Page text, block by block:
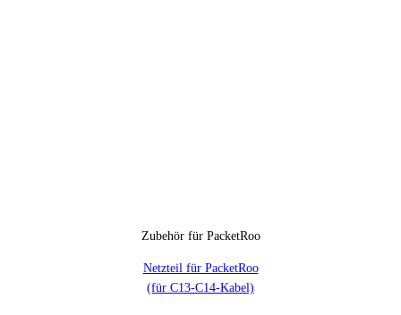
Zubehör für PacketRoo
Netzteil für PacketRoo
(für C13-C14-Kabel)